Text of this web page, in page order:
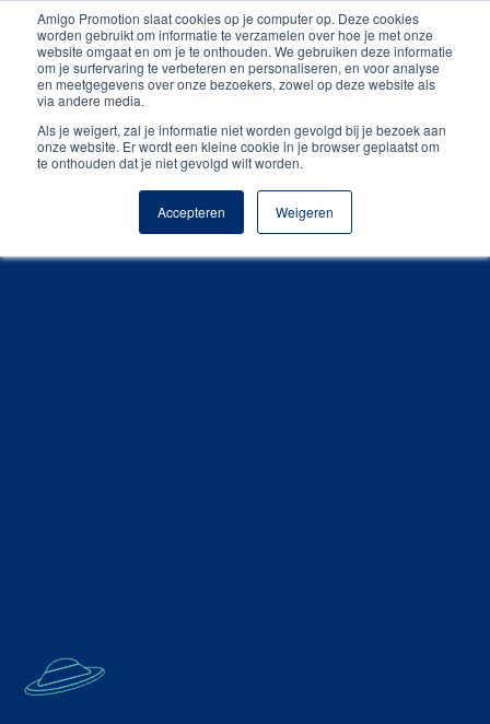
Amigo Promotion slaat cookies op je computer op. Deze cookies
worden gebruikt om informatie te verzamelen over hoe je met onze
website omgaat en om je te onthouden. We gebruiken deze informatie
om je surfervaring te verbeteren en personaliseren, en voor analyse
en meetgegevens over onze bezoekers, zowel op deze website als
via andere media.
Als je weigert, zal je informatie niet worden gevolgd bij je bezoek aan
onze website. Er wordt een kleine cookie in je browser geplaatst om
te onthouden dat je niet gevolgd wilt worden.
Accepteren Weigeren
Unieke producten
Gratis digitale drukproef